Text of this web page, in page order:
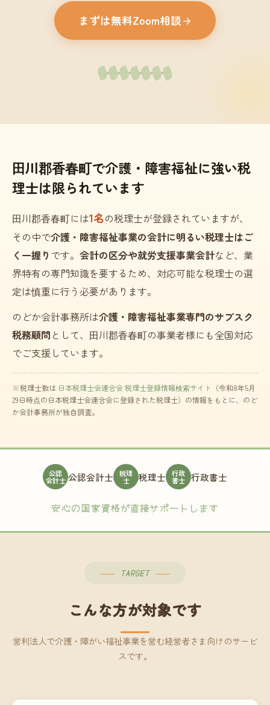
まずは無料Zoom相談
田川郡香春町で介護・障害福祉に強い税
理士は限られています
田川郡香春町には1名の税理士が登録されていますが、
その中で介護・障害福祉事業の会計に明るい税理士はご
く一握り です。 会計の区分や就労支援事業会計など、業
界特有の専門知識を要するため、対応可能な税理士の選
定は慎重に行う必要があります。
のどか会計事務所は介護・障害福祉事業専門のサブスク
税務顧問 として、田川郡香春町の事業者様にも全国対応
でご支援しています。
※税理士数は 日本税理士会連合会 税理士登録情報検索サイト （令和8年5月
29日時点の日本税理士会連合会に登録された税理士）の情報をもとに、のど
か会計事務所が独自調査。
公認
会計士 公認会計士 税理
士 税理士 行政
書士 行政書士
安心の国家資格が直接サポートします
TARGET
こんな方が対象です
営利法人で介護・障がい福祉事業を営む経営者さま向けのサービ
スです。